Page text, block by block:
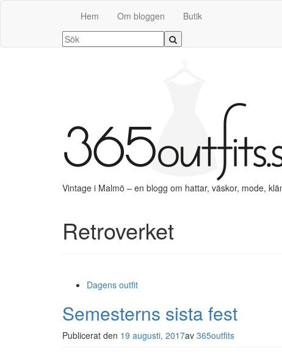
Hem Om bloggen Butik
Vintage i Malmö – en blogg om hattar, väskor, mode,
Retroverket
Dagens outfit
Semesterns sista fest
Publicerat den 19 augusti, 2017av 365outfits